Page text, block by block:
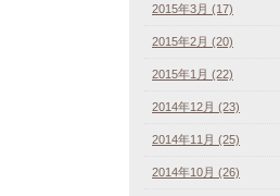
2015年3月 (17)
2015年2月 (20)
2015年1月 (22)
2014年12月 (23)
2014年11月 (25)
2014年10月 (26)